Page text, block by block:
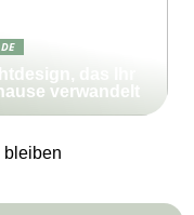
das Ihr
verwandelt
bleiben